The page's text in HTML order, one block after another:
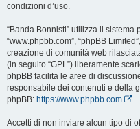
condizioni d’uso.
“Banda Bonnisti” utilizza il sistema
“www.phpbb.com”, “phpBB
creazione di comunità web
(in seguito “GPL”) liberamente
phpBB facilita le aree di
responsabile dei contenuti e della
phpBB: https://www.phpbb.com .
Accetti di non inviare alcun tipo di